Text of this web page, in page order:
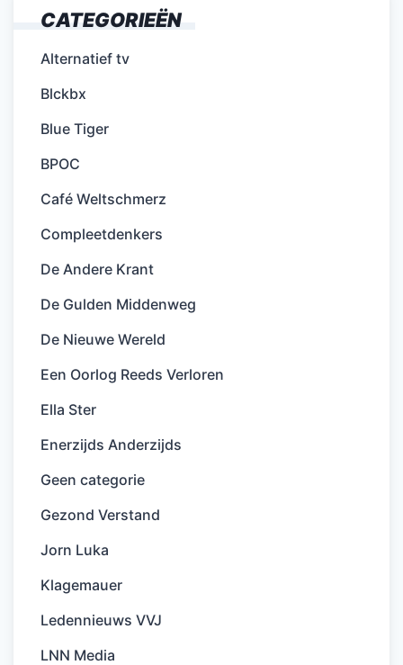
CATEGORIEËN
Alternatief tv
Blckbx
Blue Tiger
BPOC
Café Weltschmerz
Compleetdenkers
De Andere Krant
De Gulden Middenweg
De Nieuwe Wereld
Een Oorlog Reeds Verloren
Ella Ster
Enerzijds Anderzijds
Geen categorie
Gezond Verstand
Jorn Luka
Klagemauer
Ledennieuws VVJ
LNN Media